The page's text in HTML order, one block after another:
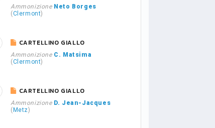
Ammonizione Neto Borges
(Clermont)
CARTELLINO GIALLO
Ammonizione C. Matsima
(Clermont)
CARTELLINO GIALLO
Ammonizione D. Jean-Jacques
( Metz)